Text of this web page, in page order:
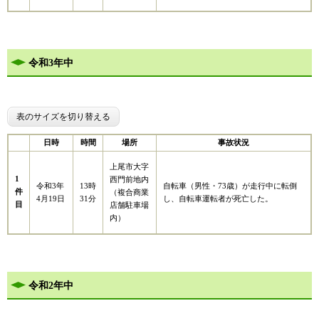
令和3年中
表のサイズを切り替える
日時 時間 場所 事故状況
1
件
目
令和3年
4月19日
13時
31分
上尾市大字
西門前地内
（複合商業
店舗駐車場
内）
自転車（男性・73歳）が走行中に転倒
し、自転車運転者が死亡した。
令和2年中